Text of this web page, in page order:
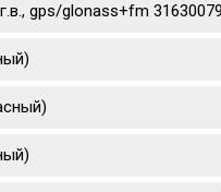
gps/glonass+fm